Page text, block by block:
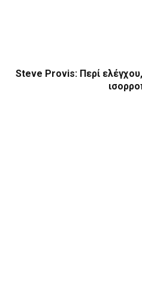
Steve Provis: Περί